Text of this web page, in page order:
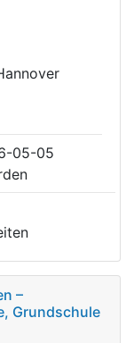
05-05
–
Grundschule